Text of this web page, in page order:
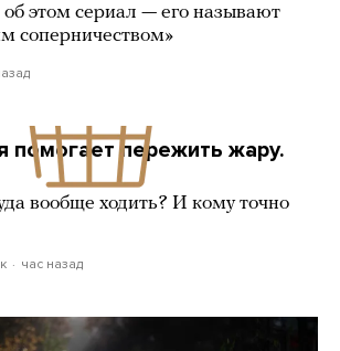
этом сериал — его называют
соперничеством»
помогает пережить жару.
вообще ходить? И кому точно
час назад